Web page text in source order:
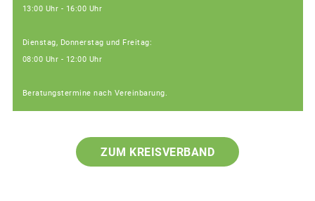
13:00 Uhr - 16:00 Uhr
Dienstag, Donnerstag und Freitag:
08:00 Uhr - 12:00 Uhr
Beratungstermine nach Vereinbarung.
ZUM KREISVERBAND